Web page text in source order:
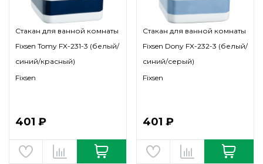
Стакан для ванной комнаты
Fixsen Tomy FX-231-3 (белый/
синий/красный)
Fixsen
401 ₽
Стакан для ванной комнаты
Fixsen Dony FX-232-3 (белый/
синий/серый)
Fixsen
401 ₽